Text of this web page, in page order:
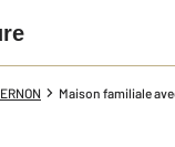
Maison familiale